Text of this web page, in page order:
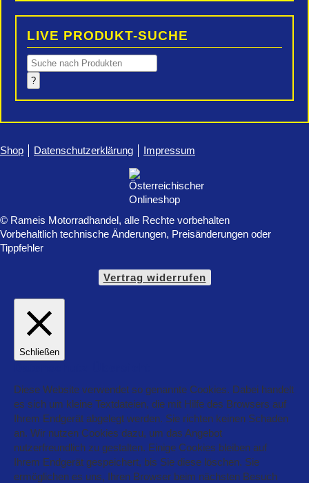
LIVE PRODUKT-SUCHE
Products
search
?
Shop Datenschutzerklärung Impressum
© Rameis Motorradhandel, alle Rechte vorbehalten
Vorbehaltlich technische Änderungen, Preisänderungen oder
Tippfehler
Vertrag widerrufen
Schließen
Diese Website verwendet so genannte Cookies. Dabei handelt
es sich um kleine Textdateien, die mit Hilfe des Browsers auf
Ihrem Endgerät abgelegt werden. Sie richten keinen Schaden
an. Wir nutzen Cookies dazu, um das Angebot
nutzerfreundlich zu gestalten. Einige Cookies bleiben auf
Ihrem Endgerät gespeichert, bis Sie diese löschen. Sie
ermöglichen es uns, Ihren Browser beim nächsten Besuch